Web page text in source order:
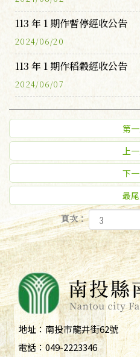
113 年 1 期作暫停經收公告
2024/06/20
113 年 1 期作稻穀經收公告
2024/06/07
第
上
下
最
頁次：
地址：南投市龍井街62號
電話：049-2223346